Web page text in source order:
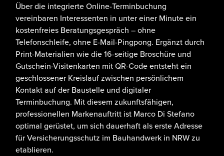
Über die integrierteOnline-Terminbuchung
vereinbaren Interessenten in unter einer Minute ein
kostenfreies Beratungsgespräch – ohne
Telefonschleife, ohne E-Mail-Pingpong. Ergänzt durch
Print-Materialien wie die 16-seitige Broschüre und
Gutschein-Visitenkarten mit QR-Code entsteht ein
geschlossener Kreislauf zwischen persönlichem
Kontakt auf der Baustelle und digitaler
Terminbuchung. Mit diesemzukunftsfähigen,
professionellen Markenauftritt ist Marco Di Stefano
optimal gerüstet, um sich dauerhaft alserste Adresse
für Versicherungsschutz im Bauhandwerk in NRW zu
etablieren.